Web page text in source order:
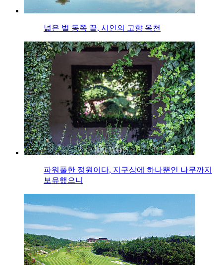
넓은 벌 동쪽 끝, 시인의 고향 옥천
파워풀한 정원이다, 지구상에 하나뿐인 나무까지
보유했으니